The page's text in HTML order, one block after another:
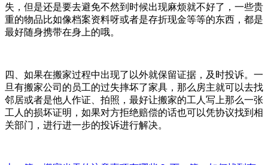
失，但是还是要去避免不然到时候出现麻烦就不好了，一些贵
重的物品比如像档案资料呀或者是存折现金等等的东西，都是
最好随身携带在身上的哦。
四、如果在搬家过程中出现了以外就保留证据，及时投诉。一
旦有搬家公司的员工的过失摔坏了家具，那么房主就可以去找
邻居或者是他人作证、拍照，最好让搬家的工人写上那么一张
工人的损坏证明，如果对方拒绝赔偿的话也可以凭协议找到相
关部门，进行进一步的投诉进行解决。